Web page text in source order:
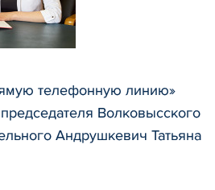
телефонную линию»
Волковысского
Андрушкевич Татьяна